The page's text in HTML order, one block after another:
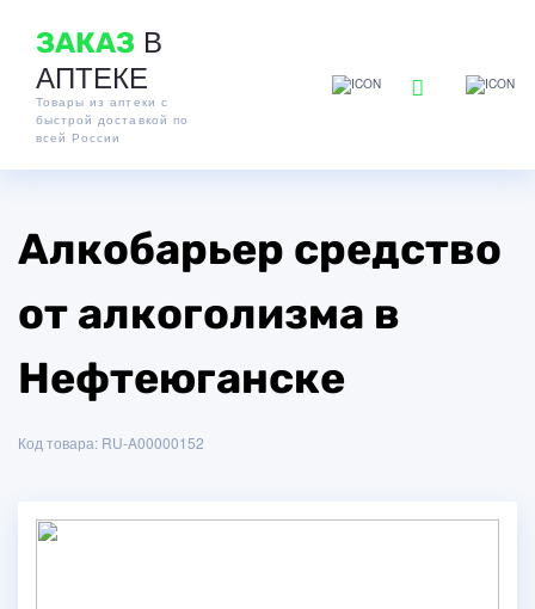
ЗАКАЗ В
АПТЕКЕ
Товары из аптеки с
быстрой доставкой по
всей России
Алкобарьер средство
от алкоголизма в
Нефтеюганске
Код товара: RU-A00000152